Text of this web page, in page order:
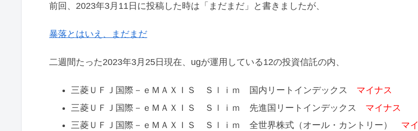
前回、2023年3月11日に投稿した時は 「まだまだ」と書きましたが、
暴落とはいえ、まだまだ
二週間たった2023年3月25日現在、ugが運用している12の投資信託の内、
三菱ＵＦＪ国際－ｅＭＡＸＩＳ Ｓｌｉｍ 国内リートインデックス マイナス
三菱ＵＦＪ国際－ｅＭＡＸＩＳ Ｓｌｉｍ 先進国リートインデックス マイナス
三菱ＵＦＪ国際－ｅＭＡＸＩＳ Ｓｌｉｍ 全世界株式（オール・カントリー） マイ